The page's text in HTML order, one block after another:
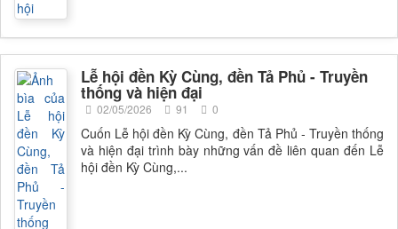
Lễ hội đền Kỳ Cùng, đền Tả Phủ - Truyền
thống và hiện đại
02/05/2026 91 0
Cuốn Lễ hội đền Kỳ Cùng, đền Tả Phủ - Truyền thống
và hiện đại trình bày những vấn đề liên quan đến Lễ
hội đền Kỳ Cùng,...